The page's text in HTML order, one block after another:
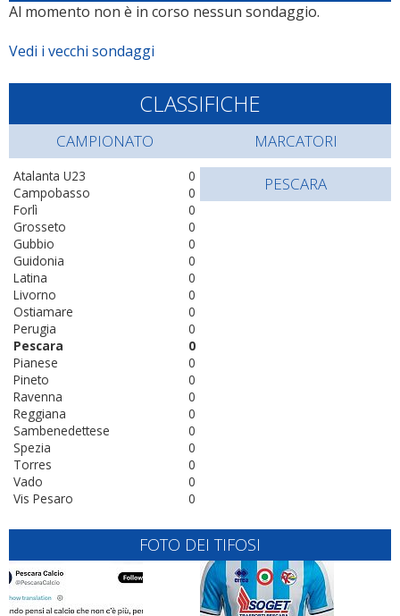
Al momento non è in corso nessun sondaggio.
Vedi i vecchi sondaggi
CLASSIFICHE
CAMPIONATO
0
Atalanta U23
0
Campobasso
0
Forlì
0
Grosseto
0
Gubbio
0
Guidonia
0
Latina
0
Livorno
0
Ostiamare
0
Perugia
0
Pescara
0
Pianese
0
Pineto
0
Ravenna
0
Reggiana
0
Sambenedettese
0
Spezia
0
Torres
0
Vado
0
Vis Pesaro
MARCATORI
PESCARA
FOTO DEI TIFOSI